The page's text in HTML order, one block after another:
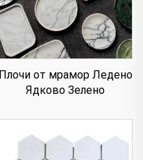
Плочи от мрамор Ледено
Ядково Зелено